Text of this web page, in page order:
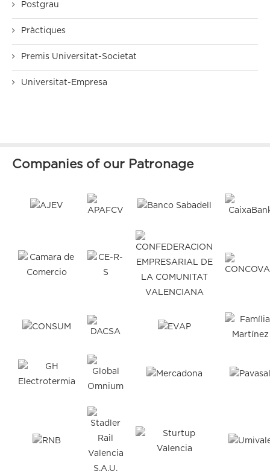
Postgrau
Pràctiques
Premis Universitat-Societat
Universitat-Empresa
Companies of our Patronage